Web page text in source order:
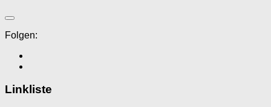
Folgen:
Linkliste